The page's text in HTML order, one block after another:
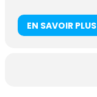
EN SAVOIR PLUS